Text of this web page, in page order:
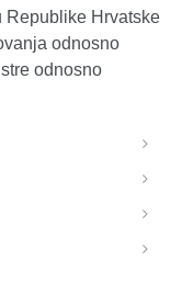
Republike Hrvatske
odnosno
odnosno